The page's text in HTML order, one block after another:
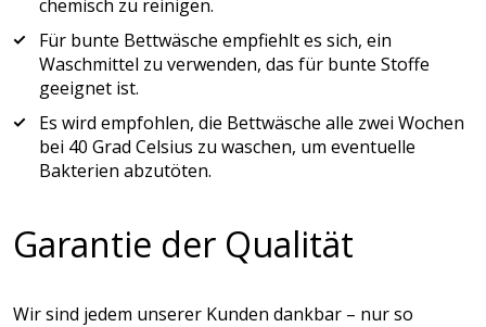
chemisch zu reinigen.
Für bunte Bettwäsche empfiehlt es sich, ein
Waschmittel zu verwenden, das für bunte Stoffe
geeignet ist.
Es wird empfohlen, die Bettwäsche alle zwei Wochen
bei 40 Grad Celsius zu waschen, um eventuelle
Bakterien abzutöten.
Garantie der Qualität
Wir sind jedem unserer Kunden dankbar – nur so